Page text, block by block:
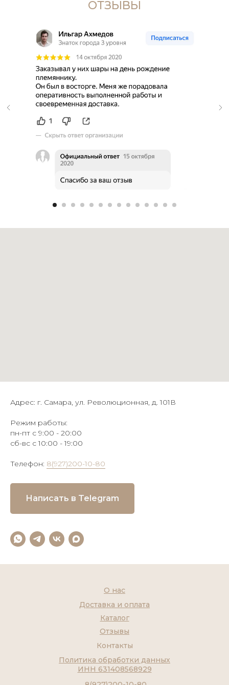
ОТЗЫВЫ
Адрес: г. Самара, ул. Революционная, д. 101В
Режим работы:
пн-пт с 9:00 - 20:00
сб-вс с 10:00 - 19:00
Телефон: 8(927)200-10-80
Написать в Telegram
Контакты
Каталог
О нас
Доставка и оплата
Отзывы
Политика обработки данных
ИНН 631408568929